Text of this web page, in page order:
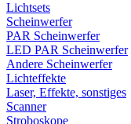
Lichtsets
Scheinwerfer
PAR Scheinwerfer
LED PAR Scheinwerfer
Andere Scheinwerfer
Lichteffekte
Laser, Effekte, sonstiges
Scanner
Stroboskope